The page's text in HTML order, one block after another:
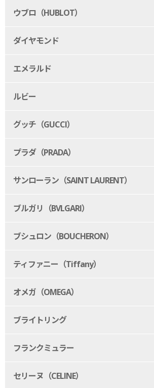
ウブロ（HUBLOT）
ダイヤモンド
エメラルド
ルビー
グッチ（GUCCI）
プラダ（PRADA）
サンローラン（SAINT LAURENT）
ブルガリ（BVLGARI）
ブシュロン（BOUCHERON）
ティファニー（Tiffany）
オメガ（OMEGA）
ブライトリング
フランクミュラー
セリーヌ（CELINE）